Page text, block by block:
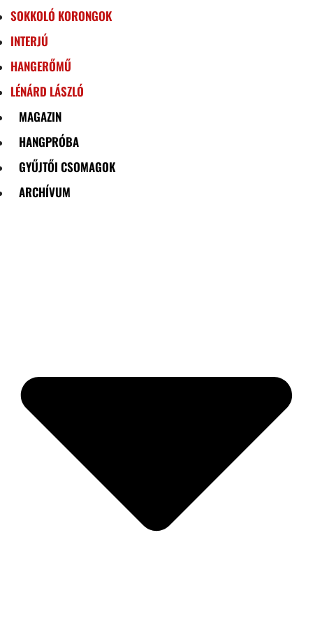
SOKKOLÓ KORONGOK
INTERJÚ
HANGERŐMŰ
LÉNÁRD LÁSZLÓ
MAGAZIN
HANGPRÓBA
GYŰJTŐI CSOMAGOK
ARCHÍVUM